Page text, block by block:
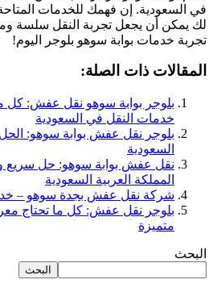
في السعودية. إن فهمك للخدمات المتاحة
لك يمكن أن يجعل تجربة النقل سلسة
تجربة خدمات بوابة سوهو بلوجر اليوم!
المقالات ذات الصلة:
بلوجر بوابة سوهو نقل عفش: كل
خدمات النقل في السعودية
بلوجر نقل عفش بوابة سوهو: الحل
السعودية
نقل عفش بوابة سوهو: حل سريع
المملكة العربية السعودية
شركة نقل عفش بجدة سوهو –
بلوجر نقل عفش: كل ما تحتاج
متميزة
البحث
البحث